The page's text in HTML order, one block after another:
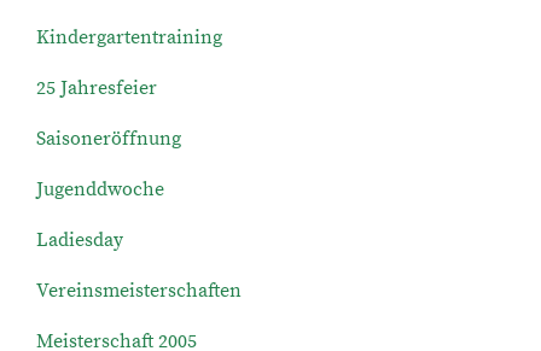
Kindergartentraining
25 Jahresfeier
Saisoneröffnung
Jugenddwoche
Ladiesday
Vereinsmeisterschaften
Meisterschaft 2005